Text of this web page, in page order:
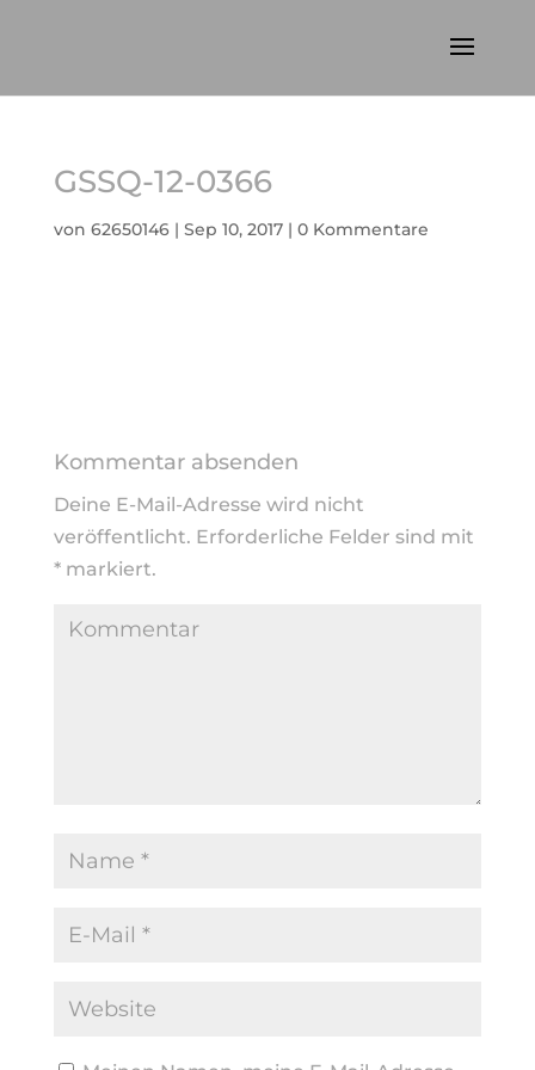
GSSQ-12-0366
von 62650146| Sep 10, 2017| 0 Kommentare
Kommentar absenden
Deine E-Mail-Adresse wird nicht
veröffentlicht. Erforderliche Felder sind mit
*markiert.